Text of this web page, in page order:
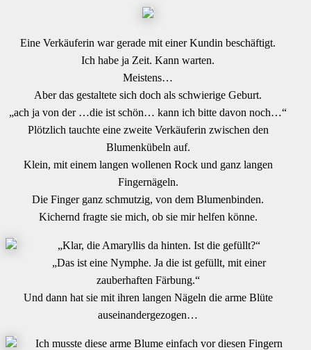
Eine Verkäuferin war gerade mit einer Kundin beschäftigt.
Ich habe ja Zeit. Kann warten.
Meistens…
Aber das gestaltete sich doch als schwierige Geburt.
„ach ja von der …die ist schön… kann ich bitte davon noch…“
Plötzlich tauchte eine zweite Verkäuferin zwischen den
Blumenkübeln auf.
Klein, mit einem langen wollenen Rock und ganz langen
Fingernägeln.
Die Finger ganz schmutzig, von dem Blumenbinden.
Kichernd fragte sie mich, ob sie mir helfen könne.
„Klar, die Amaryllis da hinten. Ist die gefüllt?“
„Das ist eine Nymphe. Ja die ist gefüllt, mit einer
zauberhaften Färbung.“
Und dann hat sie mit ihren langen Nägeln die arme Blüte
auseinandergezogen…
Ich musste diese arme Blume einfach vor diesen Fingern